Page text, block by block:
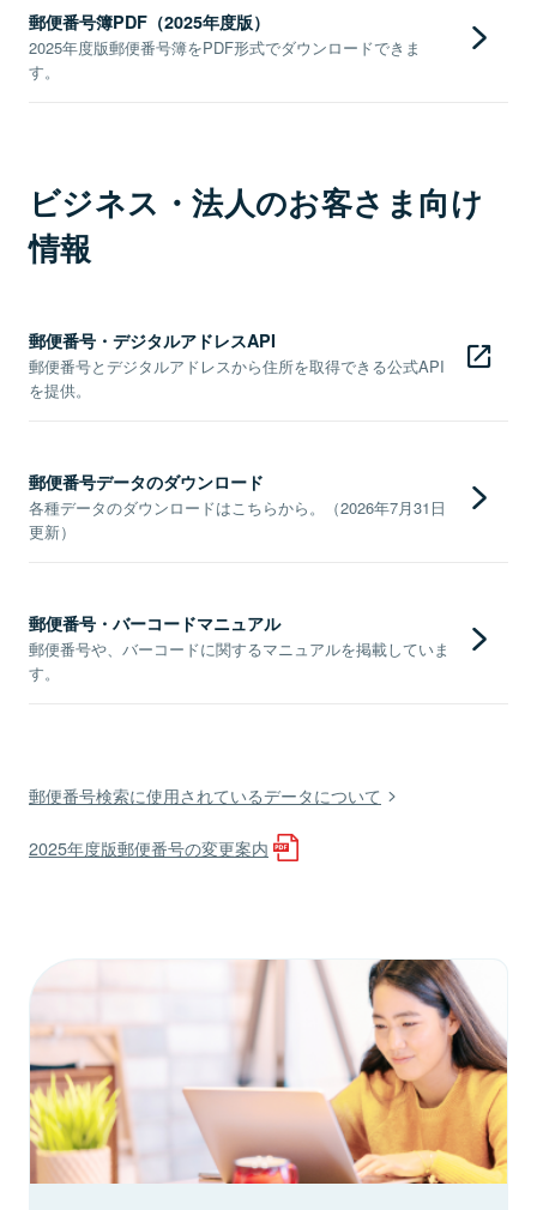
郵便番号簿PDF（2025年度版）
2025年度版郵便番号簿をPDF形式でダウンロードできま
す。
ビジネス・法人のお客さま向け
情報
郵便番号・デジタルアドレスAPI
郵便番号とデジタルアドレスから住所を取得できる公式API
を提供。
郵便番号データのダウンロード
各種データのダウンロードはこちらから。（2026年7月31日
更新）
郵便番号・バーコードマニュアル
郵便番号や、バーコードに関するマニュアルを掲載していま
す。
郵便番号検索に使用されているデータについて
2025年度版郵便番号の変更案内